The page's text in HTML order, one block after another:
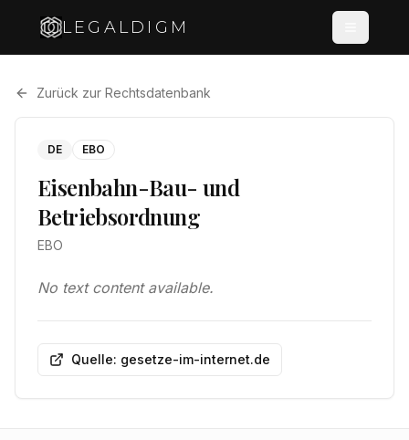
LEGALDIGM
Zurück zur Rechtsdatenbank
DE EBO
Eisenbahn-Bau- und
Betriebsordnung
EBO
No text content available.
Quelle: gesetze-im-internet.de